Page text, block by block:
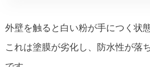
外壁を触ると白い粉が手につく状態
これは塗膜が劣化し、防水性が落